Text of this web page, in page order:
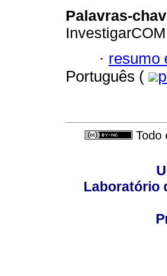
Palavras-
· resumo
Português (
Todo
Laboratório